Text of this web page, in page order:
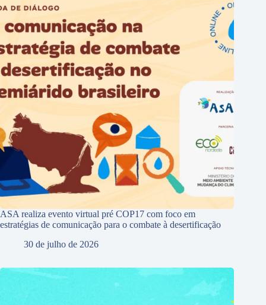
ASA realiza evento virtual pré COP17 com foco em
estratégias de comunicação para o combate à desertificação
30 de julho de 2026